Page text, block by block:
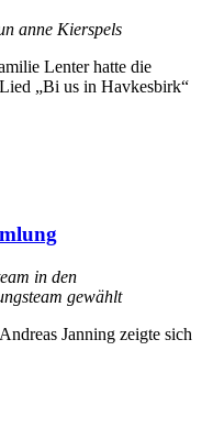
anne Kierspels
Lenter hatte die
„Bi us in Havkesbirk“
in den
gewählt
Janning zeigte sich